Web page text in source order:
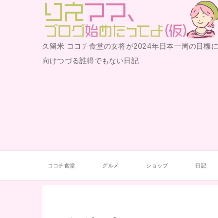
りえママ、ブログ始めた
ってよ（仮）
久留米 ココチ食堂の女将が2024年日本一周の目標に
向けつづる誰得でもない日記
ココチ食堂 グルメ ショップ 日記